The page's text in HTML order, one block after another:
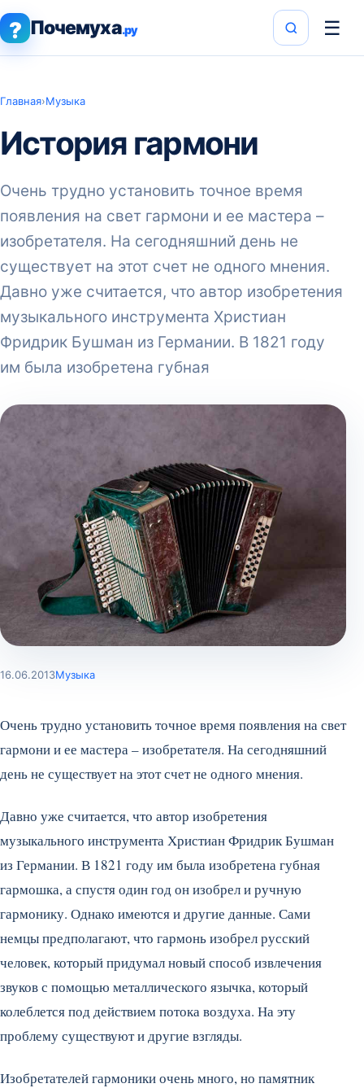
? Почемуха.ру ☰
Главная›Музыка
История гармони
Очень трудно установить точное время
появления на свет гармони и ее мастера –
изобретателя. На сегодняшний день не
существует на этот счет не одного мнения.
Давно уже считается, что автор изобретения
музыкального инструмента Христиан
Фридрик Бушман из Германии. В 1821 году
им была изобретена губная
16.06.2013Музыка
Очень трудно установить точное время появления на свет
гармони и ее мастера – изобретателя. На сегодняшний
день не существует на этот счет не одного мнения.
Давно уже считается, что автор изобретения
музыкального инструмента Христиан Фридрик Бушман
из Германии. В 1821 году им была изобретена губная
гармошка, а спустя один год он изобрел и ручную
гармонику. Однако имеются и другие данные. Сами
немцы предполагают, что гармонь изобрел русский
человек, который придумал новый способ извлечения
звуков с помощью металлического язычка, который
колеблется под действием потока воздуха. На эту
проблему существуют и другие взгляды.
Изобретателей гармоники очень много, но памятник